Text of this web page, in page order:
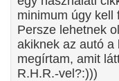
minimum úgy kell
Persze lehetnek
akiknek az autó a
megírtam, amit
R.H.R.-vel?:)))